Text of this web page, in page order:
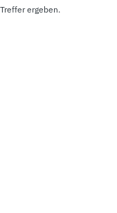
ergeben.